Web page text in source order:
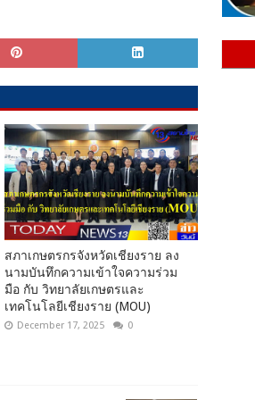
สภาเกษตรกรจังหวัดเชียงราย ลง
นามบันทึกความเข้าใจความร่วม
มือ กับ วิทยาลัยเกษตรและ
เทคโนโลยีเชียงราย (MOU)
December 17, 2025 0